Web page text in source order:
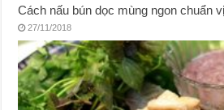
Cách nấu bún dọc mùng ngon chuẩn
27/11/2018